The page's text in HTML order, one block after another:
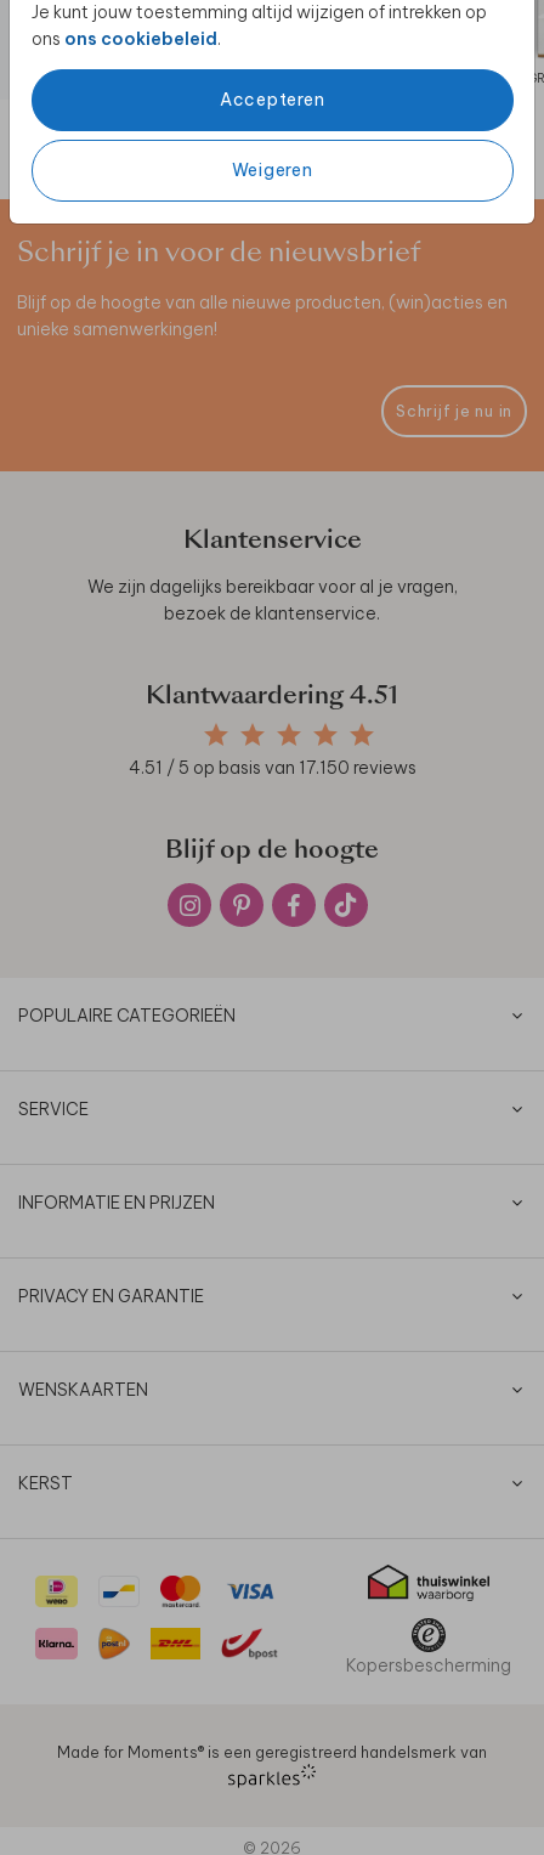
Je kunt jouw toestemming altijd wijzigen of intrekken op
ons ons cookiebeleid.
Accepteren
Weigeren
Schrijf je in voor de nieuwsbrief
Blijf op de hoogte van alle nieuwe producten, (win)acties en
unieke samenwerkingen!
Schrijf je nu in
Klantenservice
We zijn dagelijks bereikbaar voor al je vragen,
bezoek de klantenservice.
Klantwaardering 4.51
4.51 / 5 op basis van 17.150 reviews
Blijf op de hoogte
POPULAIRE CATEGORIEËN
SERVICE
INFORMATIE EN PRIJZEN
PRIVACY EN GARANTIE
WENSKAARTEN
KERST
Kopersbescherming
Made for Moments®️ is een geregistreerd handelsmerk van
© 2026